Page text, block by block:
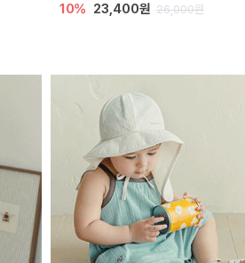
10% 23,400원 26,000원